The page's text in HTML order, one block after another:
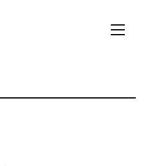
Ouvrir